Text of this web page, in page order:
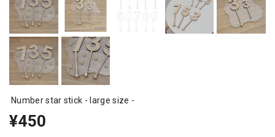
Number star stick - large size -
¥450